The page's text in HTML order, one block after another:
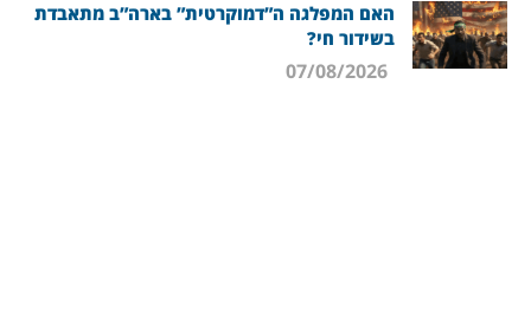
האם המפלגה ה”דמוקרטית” בארה”ב מתאבדת
בשידור חי?